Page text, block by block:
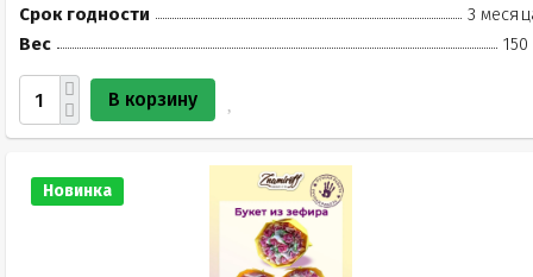
Срок годности
3
Вес
150
В корзину
Новинка